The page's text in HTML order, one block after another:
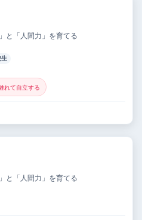
と「人間力」を育てる
生
れて自立する
と「人間力」を育てる